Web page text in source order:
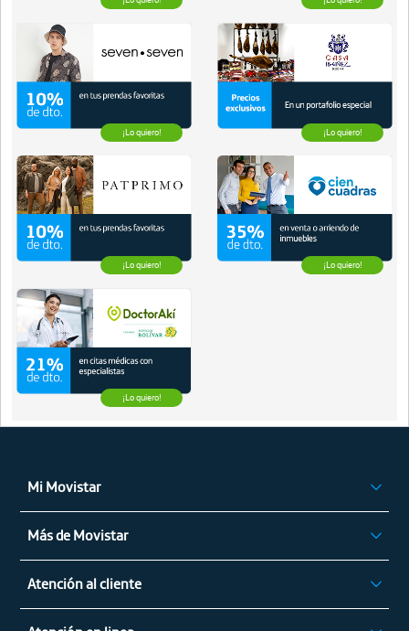
¡Lo quiero! ¡Lo quiero!
¡Lo quiero! ¡Lo quiero!
¡Lo quiero!
Mi Movistar
Ingresar
App Mi Movistar
Regístrate
Más de Movistar
Privilegios Movistar
Atención al cliente
Alza de Tarifas